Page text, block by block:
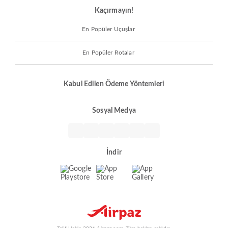
Kaçırmayın!
En Popüler Uçuşlar
En Popüler Rotalar
Kabul Edilen Ödeme Yöntemleri
Sosyal Medya
İndir